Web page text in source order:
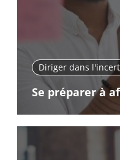
Diriger dans
Se préparer à